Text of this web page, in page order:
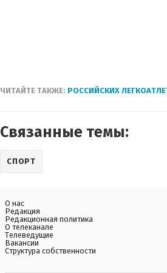
ЧИТАЙТЕ ТАКЖЕ: РОССИЙСКИХ
Связанные темы:
СПОРТ
О нас
Редакция
Редакционная политика
О телеканале
Телеведущие
Вакансии
Структура собственности